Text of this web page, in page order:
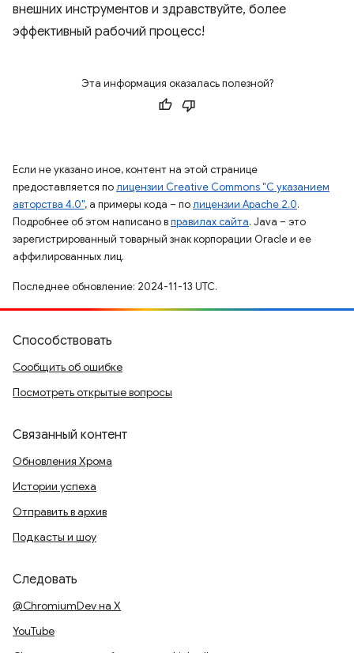
внешних инструментов и здравствуйте, более
эффективный рабочий процесс!
Эта информация оказалась полезной?
Если не указано иное, контент на этой странице
предоставляется полицензии Creative Commons "С указанием
авторства 4.0", а примеры кода – полицензии Apache 2.0.
Подробнее об этом написано вправилах сайта. Java – это
зарегистрированный товарный знак корпорации Oracle и ее
аффилированных лиц.
Последнее обновление: 2024-11-13 UTC.
Способствовать
Сообщить об ошибке
Посмотреть открытые вопросы
Связанный контент
Обновления Хрома
Истории успеха
Отправить в архив
Подкасты и шоу
Следовать
@ChromiumDev на X
YouTube